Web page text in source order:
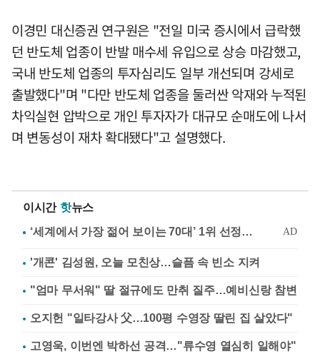
이경민 대신증권 연구원은 "전일 미국 증시에서 급락했
던 반도체 업종이 반발 매수세 유입으로 상승 마감했고,
국내 반도체 업종의 투자심리도 일부 개선되며 강세로
출발했다"며 "다만 반도체 업종을 둘러싼 악재와 누적된
차익실현 압박으로 개인 투자자가 대규모 순매도에 나서
며 변동성이 재차 확대됐다"고 설명했다.
이시간 핫뉴스
'개콘' 김성원, 오늘 모친상…슬픔 속 빈소 지켜
"엄마 무서워" 딸 절규에도 만취 질주…예비신랑 참변
오지헌 "일타강사 父…100평 수영장 딸린 집 살았다"
고영욱, 이번엔 박하선 공격…"류수영 열심히 일해야"